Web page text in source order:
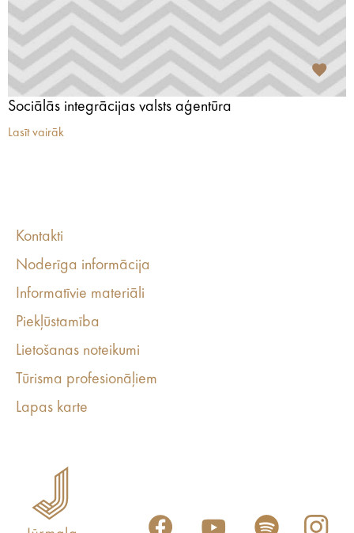
Sociālās integrācijas valsts aģentūra
Lasīt vairāk
Kontakti
Noderīga informācija
Informatīvie materiāli
Piekļūstamība
Lietošanas noteikumi
Tūrisma profesionāļiem
Lapas karte